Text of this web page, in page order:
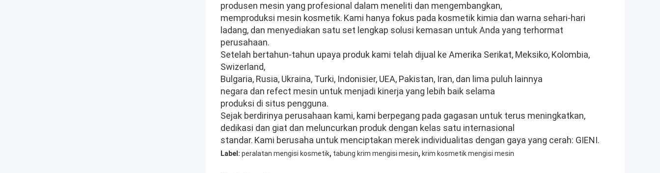
produsen mesin yang profesional dalam meneliti dan mengembangkan,
memproduksi mesin kosmetik. Kami hanya fokus pada kosmetik kimia dan warna sehari-hari
ladang, dan menyediakan satu set lengkap solusi kemasan untuk Anda yang terhormat
perusahaan.
Setelah bertahun-tahun upaya produk kami telah dijual ke Amerika Serikat, Meksiko, Kolombia,
Swizerland,
Bulgaria, Rusia, Ukraina, Turki, Indonisier, UEA, Pakistan, Iran, dan lima puluh lainnya
negara dan refect mesin untuk menjadi kinerja yang lebih baik selama
produksi di situs pengguna.
Sejak berdirinya perusahaan kami, kami berpegang pada gagasan untuk terus meningkatkan,
dedikasi dan giat dan meluncurkan produk dengan kelas satu internasional
standar. Kami berusaha untuk menciptakan merek individualitas dengan gaya yang cerah: GIENI.
Label: peralatan mengisi kosmetik, tabung krim mengisi mesin, krim kosmetik mengisi mesin